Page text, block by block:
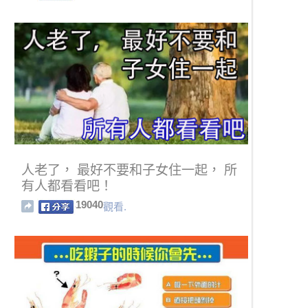
人老了， 最好不要和子女住一起， 所
有人都看看吧！
19040觀看.